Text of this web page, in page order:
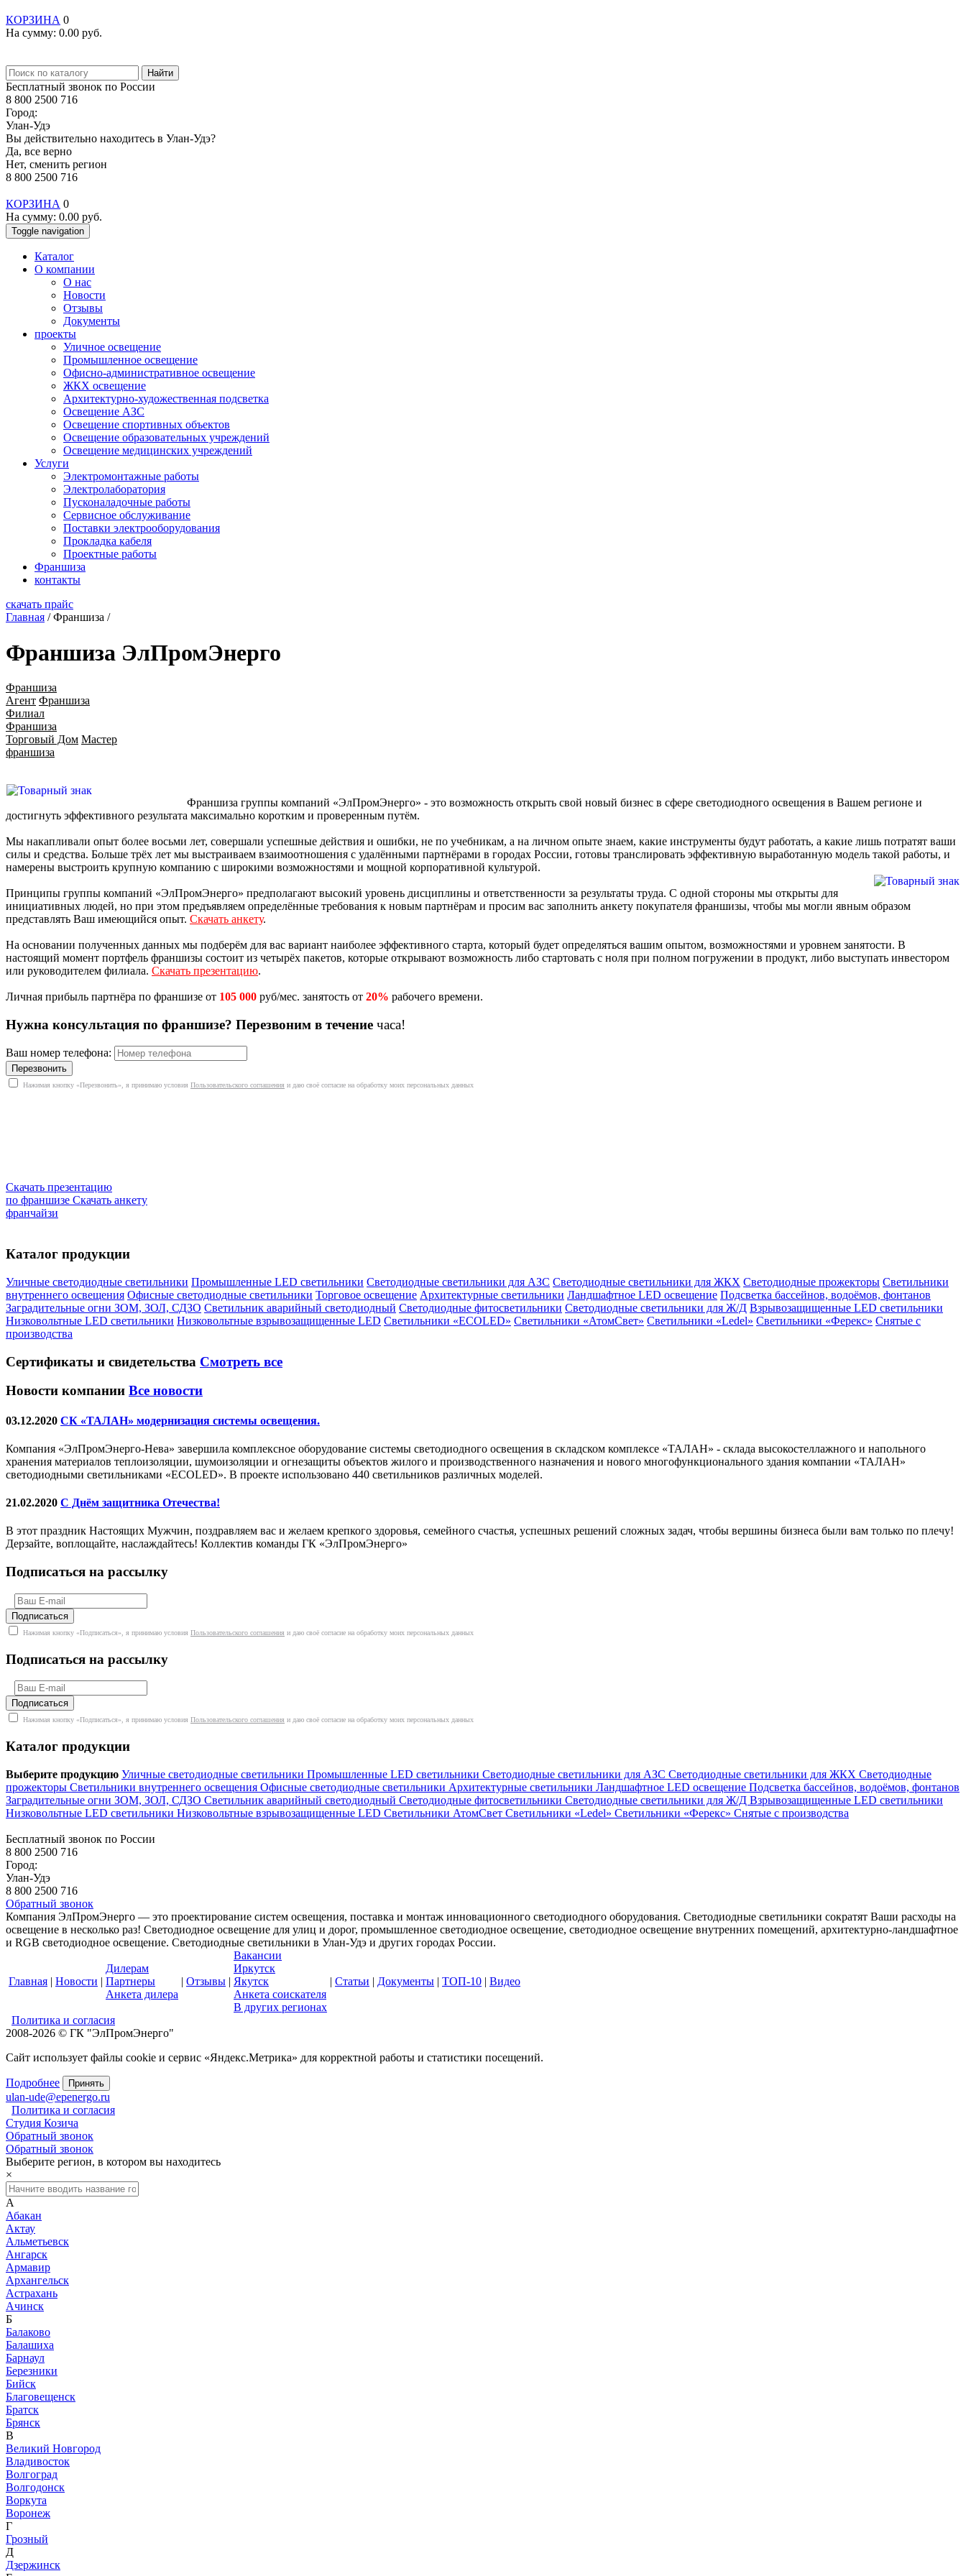
КОРЗИНА 0
На сумму: 0.00 руб.
Найти
Бесплатный звонок по России
8 800 2500 716
Город:
Улан-Удэ
Вы действительно находитесь в Улан-Удэ?
Да, все верно
Нет, сменить регион
8 800 2500 716
КОРЗИНА 0
На сумму: 0.00 руб.
Toggle navigation
Каталог
О компании
О нас
Новости
Отзывы
Документы
проекты
Уличное освещение
Промышленное освещение
Офисно-административное освещение
ЖКХ освещение
Архитектурно-художественная подсветка
Освещение АЗС
Освещение спортивных объектов
Освещение образовательных учреждений
Освещение медицинских учреждений
Услуги
Электромонтажные работы
Электролаборатория
Пусконаладочные работы
Сервисное обслуживание
Поставки электрооборудования
Прокладка кабеля
Проектные работы
Франшиза
контакты
скачать прайс
Главная / Франшиза /
Франшиза ЭлПромЭнерго
Франшиза
Агент Франшиза
Филиал
Франшиза
Торговый Дом Мастер
франшиза
Франшиза группы компаний «ЭлПромЭнерго» - это возможность открыть свой новый бизнес в сфере светодиодного освещения в Вашем регионе и
достигнуть эффективного результата максимально коротким и проверенным путём.
Мы накапливали опыт более восьми лет, совершали успешные действия и ошибки, не по учебникам, а на личном опыте знаем, какие инструменты будут работать, а какие лишь потратят ваши
силы и средства. Больше трёх лет мы выстраиваем взаимоотношения с удалёнными партнёрами в городах России, готовы транслировать эффективную выработанную модель такой работы, и
намерены выстроить крупную компанию с широкими возможностями и мощной корпоративной культурой.
Принципы группы компаний «ЭлПромЭнерго» предполагают высокий уровень дисциплины и ответственности за результаты труда. С одной стороны мы открыты для
инициативных людей, но при этом предъявляем определённые требования к новым партнёрам и просим вас заполнить анкету покупателя франшизы, чтобы мы могли явным образом
представлять Ваш имеющийся опыт. Скачать анкету.
На основании полученных данных мы подберём для вас вариант наиболее эффективного старта, который будет определяться вашим опытом, возможностями и уровнем занятости. В
настоящий момент портфель франшизы состоит из четырёх пакетов, которые открывают возможность либо стартовать с ноля при полном погружении в продукт, либо выступать инвестором
или руководителем филиала. Скачать презентацию.
Личная прибыль партнёра по франшизе от 105 000 руб/мес. занятость от 20% рабочего времени.
Нужна консультация по франшизе? Перезвоним в течение часа!
Ваш номер телефона:
Нажимая кнопку «Перезвонить», я принимаю условия Пользовательского соглашения и даю своё согласие на обработку моих персональных данных
Скачать презентацию
по франшизе Скачать анкету
франчайзи
Каталог продукции
Уличные светодиодные светильники Промышленные LED светильники Светодиодные светильники для АЗС Светодиодные светильники для ЖКХ Светодиодные прожекторы Светильники
внутреннего освещения Офисные светодиодные светильники Торговое освещение Архитектурные светильники Ландшафтное LED освещение Подсветка бассейнов, водоёмов, фонтанов
Заградительные огни ЗОМ, ЗОЛ, СДЗО Светильник аварийный светодиодный Светодиодные фитосветильники Светодиодные светильники для Ж/Д Взрывозащищенные LED светильники
Низковольтные LED светильники Низковольтные взрывозащищенные LED Светильники «ECOLED» Светильники «АтомСвет» Светильники «Ledel» Светильники «Ферекс» Снятые с
производства
Сертификаты и свидетельства Смотреть все
Новости компании Все новости
03.12.2020 СК «ТАЛАН» модернизация системы освещения.
Компания «ЭлПромЭнерго-Нева» завершила комплексное оборудование системы светодиодного освещения в складском комплексе «ТАЛАН» - склада высокостеллажного и напольного
хранения материалов теплоизоляции, шумоизоляции и огнезащиты объектов жилого и производственного назначения и нового многофункционального здания компании «ТАЛАН»
светодиодными светильниками «ECOLED». В проекте использовано 440 светильников различных моделей.
21.02.2020 С Днём защитника Отечества!
В этот праздник Настоящих Мужчин, поздравляем вас и желаем крепкого здоровья, семейного счастья, успешных решений сложных задач, чтобы вершины бизнеса были вам только по плечу!
Дерзайте, воплощайте, наслаждайтесь! Коллектив команды ГК «ЭлПромЭнерго»
Подписаться на рассылку
Нажимая кнопку «Подписаться», я принимаю условия Пользовательского соглашения и даю своё согласие на обработку моих персональных данных
Подписаться на рассылку
Нажимая кнопку «Подписаться», я принимаю условия Пользовательского соглашения и даю своё согласие на обработку моих персональных данных
Каталог продукции
Выберите продукцию Уличные светодиодные светильники Промышленные LED светильники Светодиодные светильники для АЗС Светодиодные светильники для ЖКХ Светодиодные
прожекторы Светильники внутреннего освещения Офисные светодиодные светильники Архитектурные светильники Ландшафтное LED освещение Подсветка бассейнов, водоёмов, фонтанов
Заградительные огни ЗОМ, ЗОЛ, СДЗО Светильник аварийный светодиодный Светодиодные фитосветильники Светодиодные светильники для Ж/Д Взрывозащищенные LED светильники
Низковольтные LED светильники Низковольтные взрывозащищенные LED Светильники АтомСвет Светильники «Ledel» Светильники «Ферекс» Снятые с производства
Бесплатный звонок по России
8 800 2500 716
Город:
Улан-Удэ
8 800 2500 716
Обратный звонок
Компания ЭлПромЭнерго — это проектирование систем освещения, поставка и монтаж инновационного светодиодного оборудования. Светодиодные светильники сократят Ваши расходы на
освещение в несколько раз! Светодиодное освещение для улиц и дорог, промышленное светодиодное освещение, светодиодное освещение внутренних помещений, архитектурно-ландшафтное
и RGB светодиодное освещение. Светодиодные светильники в Улан-Удэ и других городах России.
Главная | Новости |
Дилерам
Партнеры
Анкета дилера
| Отзывы |
Вакансии
Иркутск
Якутск
Анкета соискателя
В других регионах
| Статьи | Документы | ТОП-10 | Видео
Политика и согласия
2008-2026 © ГК "ЭлПромЭнерго"
Сайт использует файлы cookie и сервис «Яндекс.Метрика» для корректной работы и статистики посещений.
Подробнее Принять
ulan-ude@epenergo.ru
Политика и согласия
Студия Козича
Обратный звонок
Обратный звонок
Выберите регион, в котором вы находитесь
×
А
Абакан
Актау
Альметьевск
Ангарск
Армавир
Архангельск
Астрахань
Ачинск
Б
Балаково
Балашиха
Барнаул
Березники
Бийск
Благовещенск
Братск
Брянск
В
Великий Новгород
Владивосток
Волгоград
Волгодонск
Воркута
Воронеж
Г
Грозный
Д
Дзержинск